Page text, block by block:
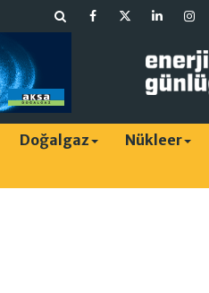
Doğalgaz
Nükleer